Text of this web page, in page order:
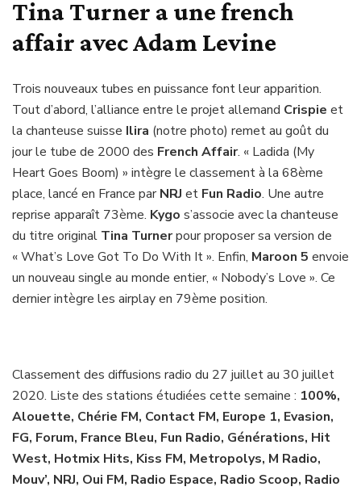
Tina Turner a une french
affair avec Adam Levine
Trois nouveaux tubes en puissance font leur apparition.
Tout d’abord, l’alliance entre le projet allemand Crispie et
la chanteuse suisse Ilira (notre photo) remet au goût du
jour le tube de 2000 des French Affair. « Ladida (My
Heart Goes Boom) » intègre le classement à la 68ème
place, lancé en France parNRJ et Fun Radio. Une autre
reprise apparaît 73ème. Kygo s’associe avec la chanteuse
du titre original Tina Turnerpour proposer sa version de
« What’s Love Got To Do With It ». Enfin, Maroon 5 envoie
un nouveau single au monde entier, « Nobody’s Love ». Ce
dernier intègre les airplay en 79ème position.
Classement des diffusions radio du 27 juillet au 30 juillet
2020. Liste des stations étudiées cette semaine : 100%,
Alouette, Chérie FM, Contact FM, Europe 1, Evasion,
FG, Forum, France Bleu, Fun Radio, Générations, Hit
West, Hotmix Hits, Kiss FM, Metropolys, M Radio,
Mouv’, NRJ, Oui FM, Radio Espace, Radio Scoop, Radio